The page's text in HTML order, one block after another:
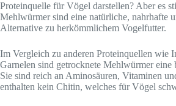
Proteinquelle für Vögel darstellen? Aber es
Mehlwürmer sind eine natürliche, nahrhafte
Alternative zu herkömmlichem Vogelfutter.
Im Vergleich zu anderen Proteinquellen wie
Garnelen sind getrocknete Mehlwürmer eine
Sie sind reich an Aminosäuren, Vitaminen
enthalten kein Chitin, welches für Vögel